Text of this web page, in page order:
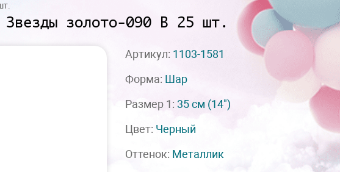
золото-090 В 25 шт.
Артикул: 1103-1581
Форма: Шар
Размер 1: 35 см (14")
Цвет: Черный
Оттенок: Металлик